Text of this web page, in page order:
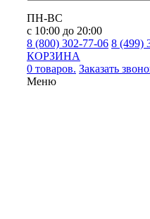
ПН-ВС
с 10:00 до 20:00
8 (800) 302-77-06 8 (499)
КОРЗИНА
0 товаров. Заказать
Меню